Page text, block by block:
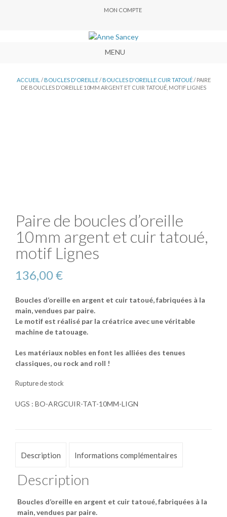
MON COMPTE
MENU
ACCUEIL / BOUCLES D'OREILLE/ BOUCLES D'OREILLE CUIR TATOUÉ/ PAIRE
DE BOUCLES D’OREILLE 10MM ARGENT ET CUIR TATOUÉ, MOTIF LIGNES
Paire de boucles d’oreille
10mm argent et cuir tatoué,
motif Lignes
136,00€
Boucles d’oreille en argent et cuir tatoué, fabriquées à la
main, vendues par paire.
Le motif est réalisé par la créatrice avec une véritable
machine de tatouage.
Les matériaux nobles en font les alliées des tenues
classiques, ou rock and roll !
Rupture de stock
UGS : BO-ARGCUIR-TAT-10MM-LIGN
Description Informations complémentaires
Description
Boucles d’oreille en argent et cuir tatoué, fabriquées à la
main, vendues par paire.